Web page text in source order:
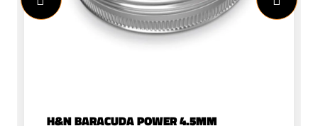
schietkaarten1x Excite Plinking 4,5mm
(500 stuks)Ook interessant: Alles over
ratten schieten met een luchtbuks
H&N BARACUDA POWER 4.5MM